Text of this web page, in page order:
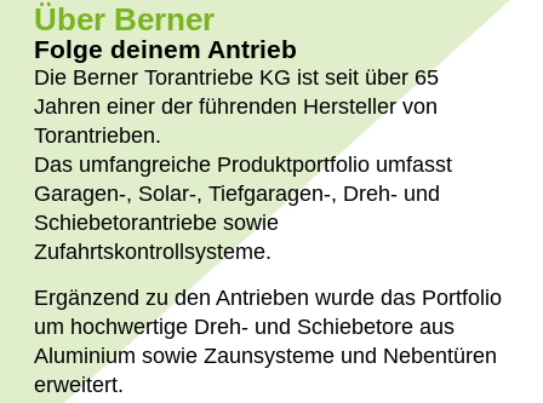
Über Berner
Folge deinem Antrieb
Die Berner Torantriebe KG ist seit über 65
Jahren einer der führenden Hersteller von
Torantrieben.
Das umfangreiche Produktportfolio umfasst
Garagen-, Solar-, Tiefgaragen-, Dreh- und
Schiebetorantriebe sowie
Zufahrtskontrollsysteme.
Ergänzend zu den Antrieben wurde das Portfolio
um hochwertige Dreh- und Schiebetore aus
Aluminium sowie Zaunsysteme und Nebentüren
erweitert.